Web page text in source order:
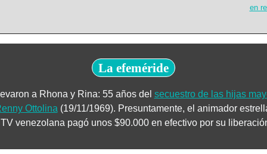
en
La efeméride
a Rhona y Rina: 55 años del secuestro de las hijas
Ottolina (19/11/1969). Presuntamente, el animador
venezolana pagó unos $90.000 en efectivo por su